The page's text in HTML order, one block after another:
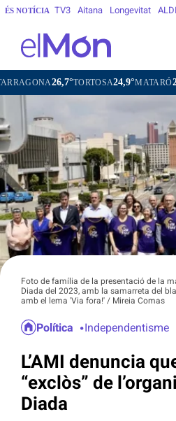
ÉS NOTÍCIA TV3 Aitana Longevitat ALDI
26,7°TORTOSA24,9°MATARÓ24,2°VIC
Foto de família de la presentació de la
Diada del 2023, amb la samarreta del
amb el lema 'Via fora!' / Mireia Comas
Política Independentisme
L’AMI denuncia
“exclòs” de
Diada